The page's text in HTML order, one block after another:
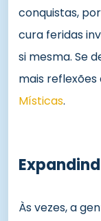
conquistas,
cura feridas
si mesma. Se
mais reflexões
Místicas.
Às vezes, a